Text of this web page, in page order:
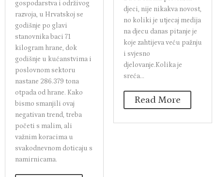
gospodarstva i održivog
razvoja, u Hrvatskoj se
godišnje po glavi
stanovnika baci 71
kilogram hrane, dok
godišnje u kućanstvima i
poslovnom sektoru
nastane 286.379 tona
otpada od hrane. Kako
bismo smanjili ovaj
negativan trend, treba
početi s malim, ali
važnim koracima u
svakodnevnom doticaju s
namirnicama.
djeci, nije nikakva novost,
no koliki je utjecaj medija
na djecu danas pitanje je
koje zahtijeva veću pažnju
i svjesno
djelovanje.Kolika je
sreća...
Read More